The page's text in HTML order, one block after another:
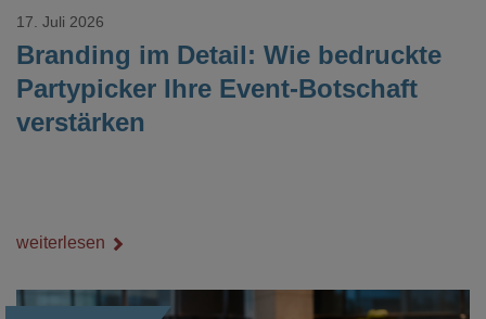
Branding im Detail: Wie bedruckte
Partypicker Ihre Event-Botschaft
verstärken
17. Juli 2026
weiterlesen